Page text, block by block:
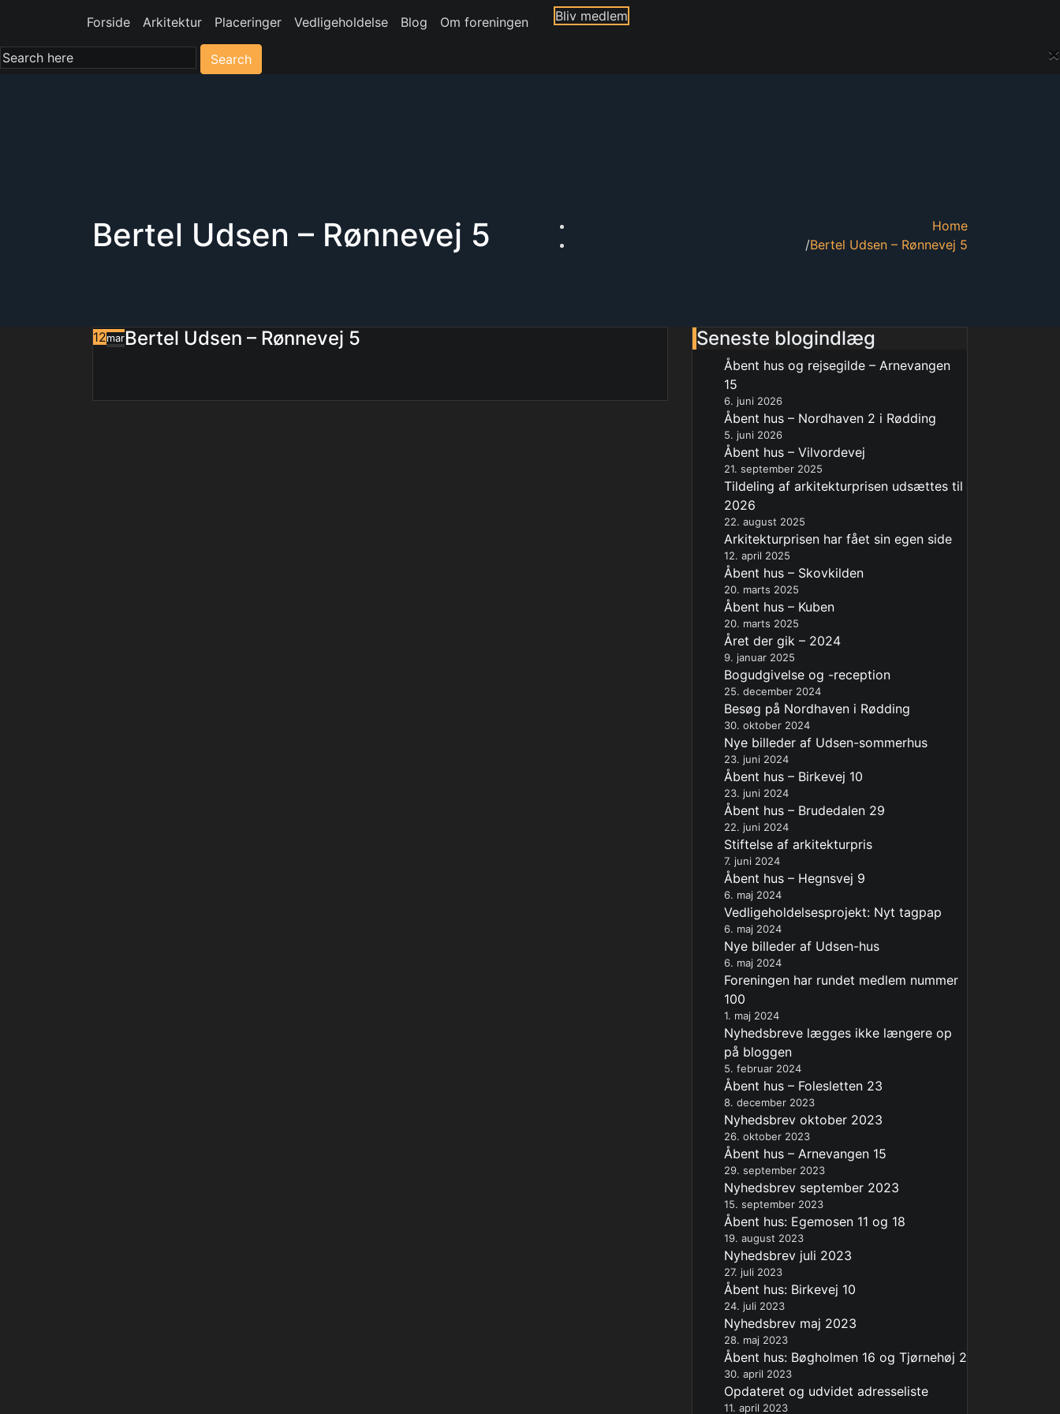
Forside Arkitektur Placeringer Vedligeholdelse Blog Om foreningen Bliv medlem
×
Search
Bertel Udsen – Rønnevej 5
Home
Bertel Udsen – Rønnevej 5
12marBertel Udsen – Rønnevej 5 Seneste blogindlæg
Åbent hus og rejsegilde – Arnevangen
15
6. juni 2026
Åbent hus – Nordhaven 2 i Rødding
5. juni 2026
Åbent hus – Vilvordevej
21. september 2025
Tildeling af arkitekturprisen udsættes til
2026
22. august 2025
Arkitekturprisen har fået sin egen side
12. april 2025
Åbent hus – Skovkilden
20. marts 2025
Åbent hus – Kuben
20. marts 2025
Året der gik – 2024
9. januar 2025
Bogudgivelse og -reception
25. december 2024
Besøg på Nordhaven i Rødding
30. oktober 2024
Nye billeder af Udsen-sommerhus
23. juni 2024
Åbent hus – Birkevej 10
23. juni 2024
Åbent hus – Brudedalen 29
22. juni 2024
Stiftelse af arkitekturpris
7. juni 2024
Åbent hus – Hegnsvej 9
6. maj 2024
Vedligeholdelsesprojekt: Nyt tagpap
6. maj 2024
Nye billeder af Udsen-hus
6. maj 2024
Foreningen har rundet medlem nummer
100
1. maj 2024
Nyhedsbreve lægges ikke længere op
på bloggen
5. februar 2024
Åbent hus – Folesletten 23
8. december 2023
Nyhedsbrev oktober 2023
26. oktober 2023
Åbent hus – Arnevangen 15
29. september 2023
Nyhedsbrev september 2023
15. september 2023
Åbent hus: Egemosen 11 og 18
19. august 2023
Nyhedsbrev juli 2023
27. juli 2023
Åbent hus: Birkevej 10
24. juli 2023
Nyhedsbrev maj 2023
28. maj 2023
Åbent hus: Bøgholmen 16 og Tjørnehøj 2
30. april 2023
Opdateret og udvidet adresseliste
11. april 2023